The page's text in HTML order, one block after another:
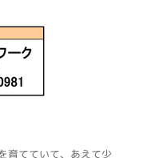
育てていて、あえて少